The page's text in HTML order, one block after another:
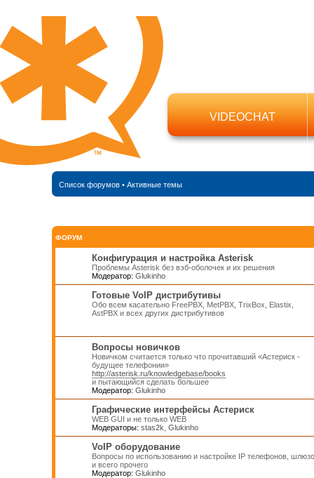
VIDEOCHAT
Список форумов• Активные темы
ФОРУМ
Конфигурация и настройка Asterisk
Проблемы Asterisk без вэб-оболочек и их решения
Модератор: Glukinho
Готовые VoIP дистрибутивы
Обо всем касательно FreePBX, MetPBX, TrixBox, Elastix,
AstPBX и всех других дистрибутивов
Вопросы новичков
Новичком считается только что прочитавший «Астериск -
будущее телефонии»
http://asterisk.ru/knowledgebase/books
и пытающийся сделать большее
Модератор: Glukinho
Графические интерфейсы Астериск
WEB GUI и не только WEB
Модераторы: stas2k Glukinho
VoIP оборудование
Вопросы по использованию и настройке IP телефонов,
и всего прочего
Модератор: Glukinho